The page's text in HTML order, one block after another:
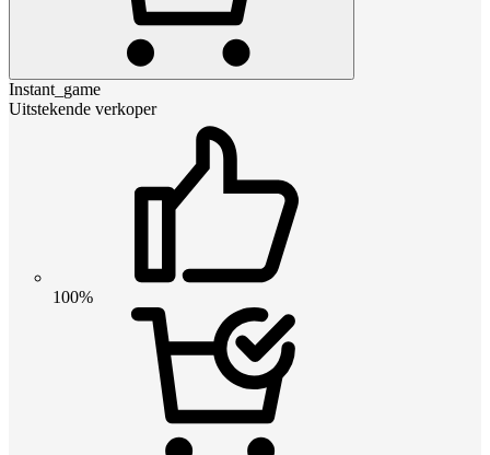
Instant_game
Uitstekende verkoper
100%